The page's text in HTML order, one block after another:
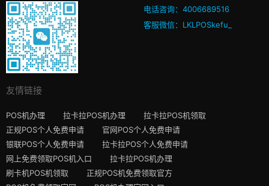
电话咨询：4006689516
客服微信：LKLPOSkefu_
友情链接
POS机办理 拉卡拉POS机办理
拉卡拉POS机领取
正规POS个人免费申请
官网POS个人免费申请
银联POS个人免费申请
拉卡拉POS个人免费申请
网上免费领取POS机入口
拉卡拉POS机办理
刷卡机POS机领取
正规POS机免费领取官方